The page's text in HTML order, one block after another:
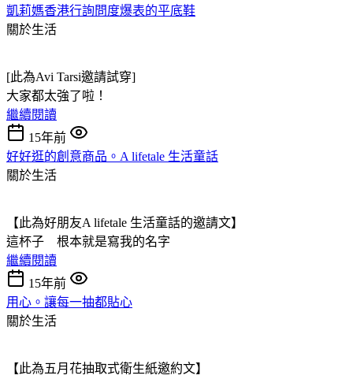
凱莉媽香港行詢問度爆表的平底鞋
關於生活
[此為Avi Tarsi邀請試穿]
大家都太強了啦！
繼續閱讀
15年前
好好逛的創意商品。A lifetale 生活童話
關於生活
【此為好朋友A lifetale 生活童話的邀請文】
這杯子 根本就是寫我的名字
繼續閱讀
15年前
用心。讓每一抽都貼心
關於生活
【此為五月花抽取式衛生紙邀約文】